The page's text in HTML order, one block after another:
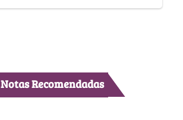
Notas Recomendadas